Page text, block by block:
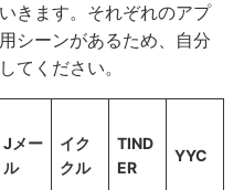
きます。それぞれのアプ
シーンがあるため、自分
てください。
Jメー
ル
イク
クル
TIND
ER
YYC